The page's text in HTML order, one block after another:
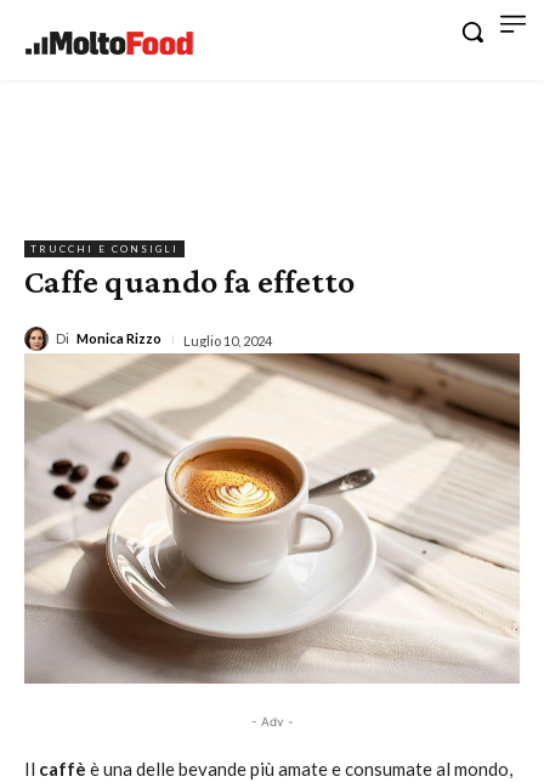
TRUCCHI E CONSIGLI
Caffe quando fa effetto
Di Monica Rizzo Luglio 10, 2024
- Adv -
Il caffè è una delle bevande più amate e consumate al mondo,